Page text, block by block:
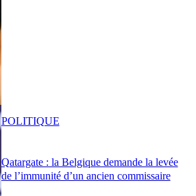
Qatargate : la Belgique demande la levée
de l’immunité d’un ancien commissaire
POLITIQUE